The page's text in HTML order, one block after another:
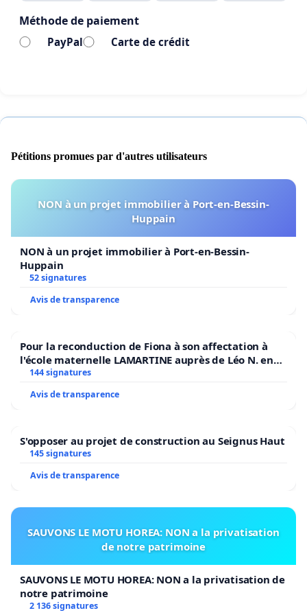
Méthode de paiement
PayPal Carte de crédit
Pétitions promues par d'autres utilisateurs
NON à un projet immobilier à Port-en-Bessin-
Huppain
NON à un projet immobilier à Port-en-Bessin-
Huppain
52 signatures
Avis de transparence
Pour la reconduction de Fiona à son affectation à
l'école maternelle LAMARTINE auprès de Léo N. en
2026/2027
144 signatures
Avis de transparence
S'opposer au projet de construction au Seignus Haut
145 signatures
Avis de transparence
SAUVONS LE MOTU HOREA: NON a la privatisation
de notre patrimoine
SAUVONS LE MOTU HOREA: NON a la privatisation de
notre patrimoine
2 136 signatures